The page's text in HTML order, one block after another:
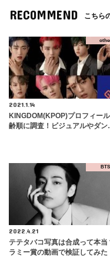
RECOMMEND こちら
2021.1.14
​KINGDOM(KPOP)プロフィー
齢順に調査！ビジュアルやダ
BTS
2022.4.21
テテタバコ写真は合成って本当
ラミー賞の動画で検証してみた